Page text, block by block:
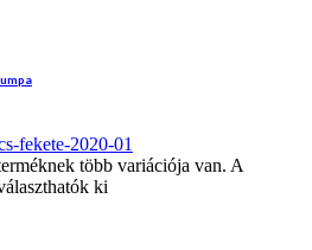
több variációja van. A
ki